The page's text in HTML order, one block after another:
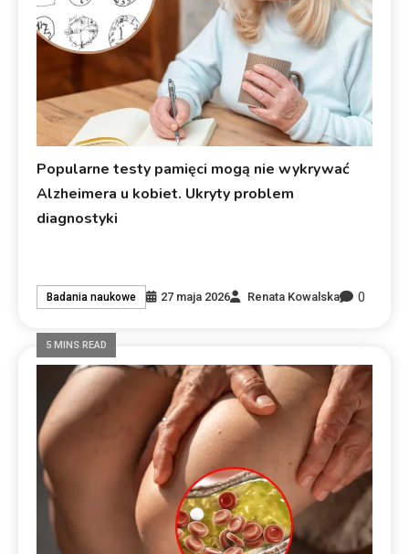
Popularne testy pamięci mogą nie wykrywać
Alzheimera u kobiet. Ukryty problem
diagnostyki
Badania naukowe 27 maja 2026 Renata Kowalska 0
5 MINS READ